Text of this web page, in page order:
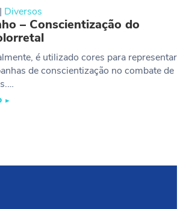
| Diversos
– Conscientização do
é utilizado cores para representar
de conscientização no combate de
►